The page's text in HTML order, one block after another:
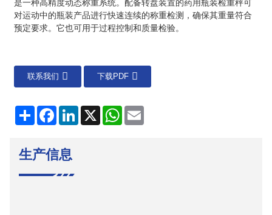
是一种高精度动态称重系统。配备转盘装置的药用瓶装检重秤可
对运动中的瓶装产品进行快速连续的称重检测，确保其重量符合
预定要求。它也可用于过程控制和质量检验。
联系我们 下载PDF
分
享
FacebookLinkedIn
X WhatsApp
电
生产信息